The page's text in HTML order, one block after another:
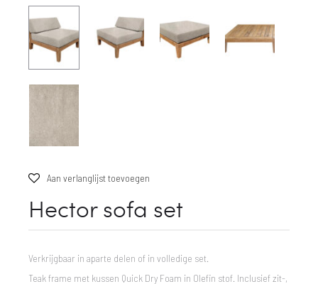
Aan verlanglijst toevoegen
Hector sofa set
Verkrijgbaar in aparte delen of in volledige set.
Teak frame met kussen Quick Dry Foam in Olefin stof. Inclusief zit-,